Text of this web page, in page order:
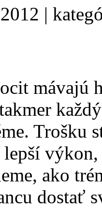
|
mávajú
Trošku
lepší
ako
dostať